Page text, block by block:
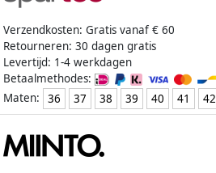
Verzendkosten: Gratis vanaf € 60
Retourneren: 30 dagen gratis
Levertijd: 1-4 werkdagen
Betaalmethodes:
Maten:
36 37 38 39 40 41 42